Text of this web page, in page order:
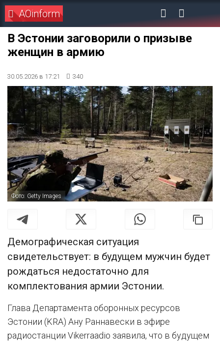
AOinform
В Эстонии заговорили о призыве
женщин в армию
30.05.2026 в 17:21 340
Фото: Getty Images
Демографическая ситуация
свидетельствует: в будущем мужчин будет
рождаться недостаточно для
комплектования армии Эстонии.
Глава Департамента оборонных ресурсов
Эстонии (KRA) Ану Раннавески в эфире
радиостанции Vikerraadio заявила, что в будущем